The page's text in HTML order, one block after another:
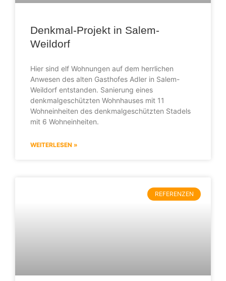
Denkmal-Projekt in Salem-
Weildorf
Hier sind elf Wohnungen auf dem herrlichen
Anwesen des alten Gasthofes Adler in Salem-
Weildorf entstanden. Sanierung eines
denkmalgeschützten Wohnhauses mit 11
Wohneinheiten des denkmalgeschützten Stadels
mit 6 Wohneinheiten.
WEITERLESEN »
REFERENZEN